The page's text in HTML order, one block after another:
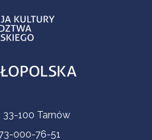
33-100 Tarnów
000-76-51